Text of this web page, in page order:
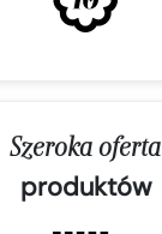
Szeroka oferta
produktów